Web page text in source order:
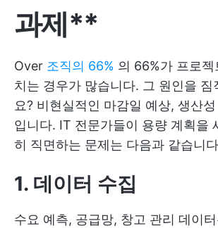
과제**
Over 조직의 66% 의 66%가 프로
치는 경우가 많습니다. 그 원인을 짐
요? 비현실적인 마감일 예상, 생산
입니다. IT 전문가들이 용량 계획을
히 직면하는 문제는 다음과 같습니
1. 데이터 수집
수요 예측, 공급망, 창고 관리 데이